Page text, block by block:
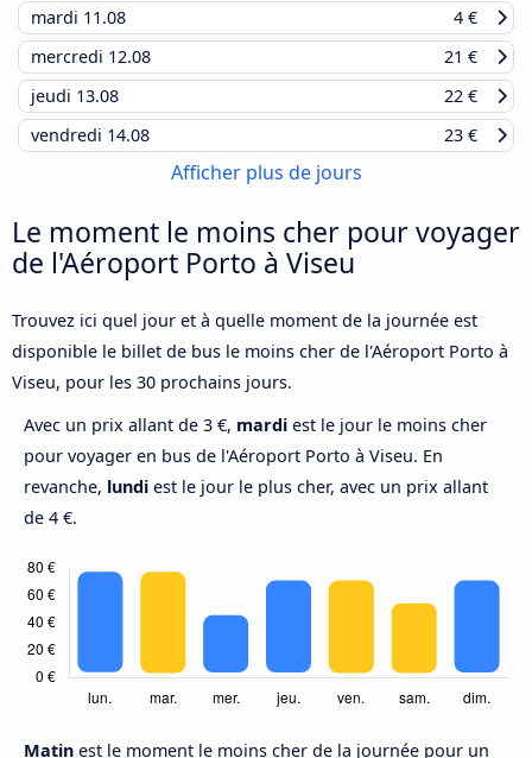
mardi 11.08
4 €
mercredi 12.08
21 €
jeudi 13.08
22 €
vendredi 14.08 23 €
Afficher plus de jours
Le moment le moins cher pour voyager
de l'Aéroport Porto à Viseu
Trouvez ici quel jour et à quelle moment de la journée est
disponible le billet de bus le moins cher de l'Aéroport Porto à
Viseu, pour les 30 prochains jours.
Avec un prix allant de 3 €, mardi est le jour le moins cher
pour voyager en bus de l'Aéroport Porto à Viseu. En
revanche, lundi est le jour le plus cher, avec un prix allant
de 4 €.
Matin est le moment le moins cher de la journée pour un